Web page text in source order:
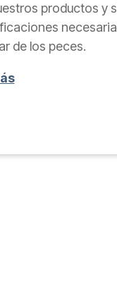
productos y
de los peces.